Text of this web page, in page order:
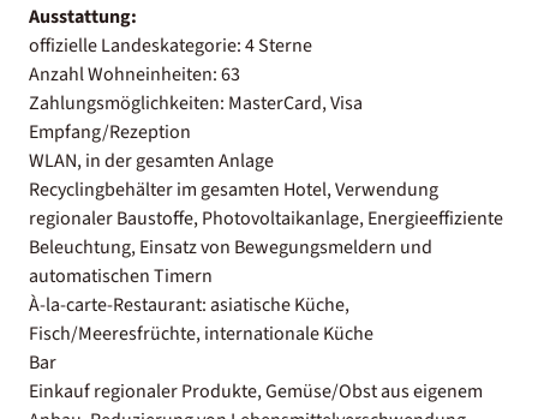
Ausstattung:
offizielle Landeskategorie: 4 Sterne
Anzahl Wohneinheiten: 63
Zahlungsmöglichkeiten: MasterCard, Visa
Empfang/Rezeption
WLAN, in der gesamten Anlage
Recyclingbehälter im gesamten Hotel, Verwendung
regionaler Baustoffe, Photovoltaikanlage, Energieeffiziente
Beleuchtung, Einsatz von Bewegungsmeldern und
automatischen Timern
À-la-carte-Restaurant: asiatische Küche,
Fisch/Meeresfrüchte, internationale Küche
Bar
Einkauf regionaler Produkte, Gemüse/Obst aus eigenem